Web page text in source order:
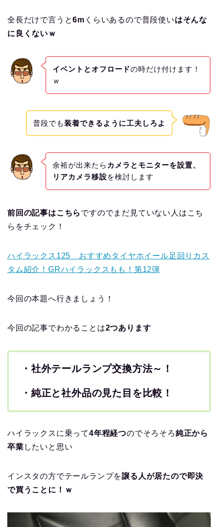
全長だけで言うと6m くらいあるので普段使いはそんな
に良くないｗ
イベントとオフロードの時だけ付けます！
ｗ
普段でも装着できるように工夫しろよ
余裕が出来たら カメラとモニターを設置、
リアカメラ移設を検討します
前回の記事はこちら ですのでまだ見ていない人はこち
らをチェック！
ハイラックス125 おすすめタイヤホイール足回りカス
タム紹介！GRハイラックスもも！第12弾
今回の本題へ行きましょう！
今回の記事でわかることは2つあります
・社外テールランプ交換方法～！
・純正と社外品の見た目を比較！
ハイラックスに乗って4年程経つのでそろそろ純正から
卒業 したいと思い
インスタの方でテールランプを譲る人が居たので即決
で買うことに！ｗ